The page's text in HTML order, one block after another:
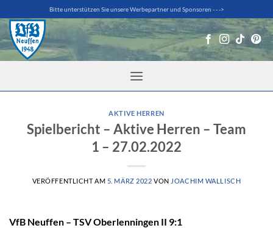
Inhalt
springen
Bitte unterstützen Sie unsere Werbepartner und Sponsoren - - ->
AKTIVE HERREN
Spielbericht – Aktive Herren – Team
1 – 27.02.2022
VERÖFFENTLICHT AM 5. MÄRZ 2022 VON JOACHIM WALLISCH
VfB Neuffen – TSV Oberlenningen II 9:1